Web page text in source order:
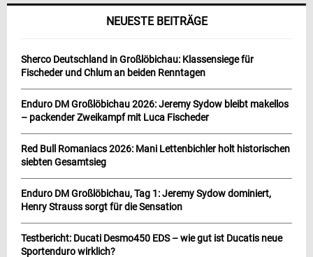
NEUESTE BEITRÄGE
Sherco Deutschland in Großlöbichau: Klassensiege für
Fischeder und Chlum an beiden Renntagen
Enduro DM Großlöbichau 2026: Jeremy Sydow bleibt makellos
– packender Zweikampf mit Luca Fischeder
Red Bull Romaniacs 2026: Mani Lettenbichler holt historischen
siebten Gesamtsieg
Enduro DM Großlöbichau, Tag 1: Jeremy Sydow dominiert,
Henry Strauss sorgt für die Sensation
Testbericht: Ducati Desmo450 EDS – wie gut ist Ducatis neue
Sportenduro wirklich?